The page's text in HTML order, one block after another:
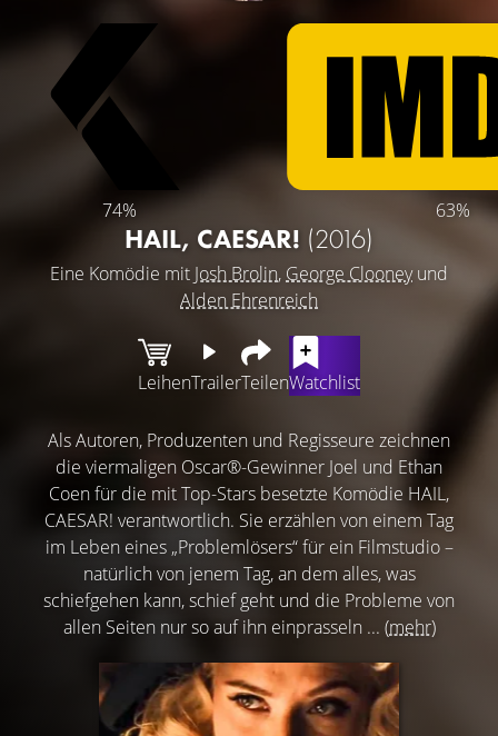
74% 63%
HAIL, CAESAR! (2016)
Eine Komödie mit Josh Brolin, George Clooneyund
Alden Ehrenreich
LeihenTrailerTeilenWatchlist
Als Autoren, Produzenten und Regisseure zeichnen
die viermaligen Oscar®-Gewinner Joel und Ethan
Coen für die mit Top-Stars besetzte Komödie HAIL,
CAESAR! verantwortlich. Sie erzählen von einem Tag
im Leben eines „Problemlösers“ für ein Filmstudio –
natürlich von jenem Tag, an dem alles, was
schiefgehen kann, schief geht und die Probleme von
allen Seiten nur so auf ihn einprasseln ... (mehr)